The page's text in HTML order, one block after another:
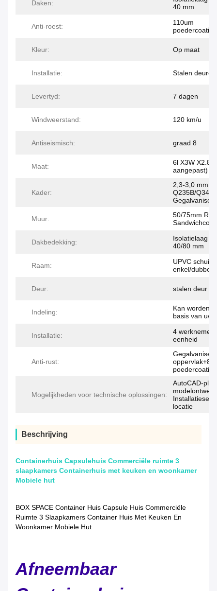
Daken:
40 mm
Anti-roest:
110um
Kleur: Op maat
Installatie: Stalen deuren
Levertyd: 7 dagen
Windweerstand: 120 km/u
Antiseismisch: graad 8
Maat:
6l X3W
aangepast)
Kader:
2,3-3,0 mm
Q235B/
Muur:
50/75mm
Dakbedekking:
Isolatielaag
40/80 mm
Raam:
UPVC
enkel/dubbel
Deur: stalen deur
Indeling:
Kan worden
basis van uw
Installatie:
4
eenheid
Anti-rust:
poedercoating
Mogelijkheden voor technische oplossingen:
AutoCAD-
locatie
Beschrijving
Containerhuis Capsulehuis Commerciële ruimte 3
slaapkamers Containerhuis met keuken en woonkamer
Mobiele hut
BOX SPACE Container Huis Capsule Huis Commerciële
Ruimte 3 Slaapkamers Container Huis Met Keuken En
Woonkamer Mobiele Hut
Afneembaar